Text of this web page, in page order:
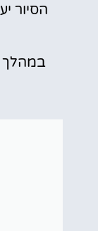
הסיור
במהלך